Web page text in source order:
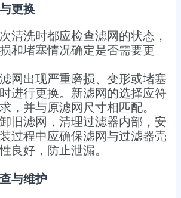
更换
清洗时都应检查滤网的状态，
和堵塞情况确定是否需要更
网出现严重磨损、变形或堵塞
进行更换。新滤网的选择应符
，并与原滤网尺寸相匹配。
旧滤网，清理过滤器内部，安
过程中应确保滤网与过滤器壳
良好，防止泄漏。
与维护